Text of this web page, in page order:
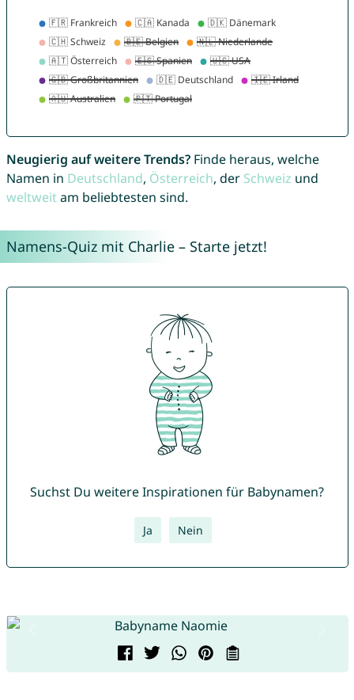
Neugierig auf weitere Trends?Finde heraus, welche
Namen in Deutschland, Österreich, der Schweiz und
weltweitam beliebtesten sind.
Namens-Quiz mit Charlie – Starte jetzt!
Suchst Du weitere Inspirationen für Babynamen?
Ja Nein